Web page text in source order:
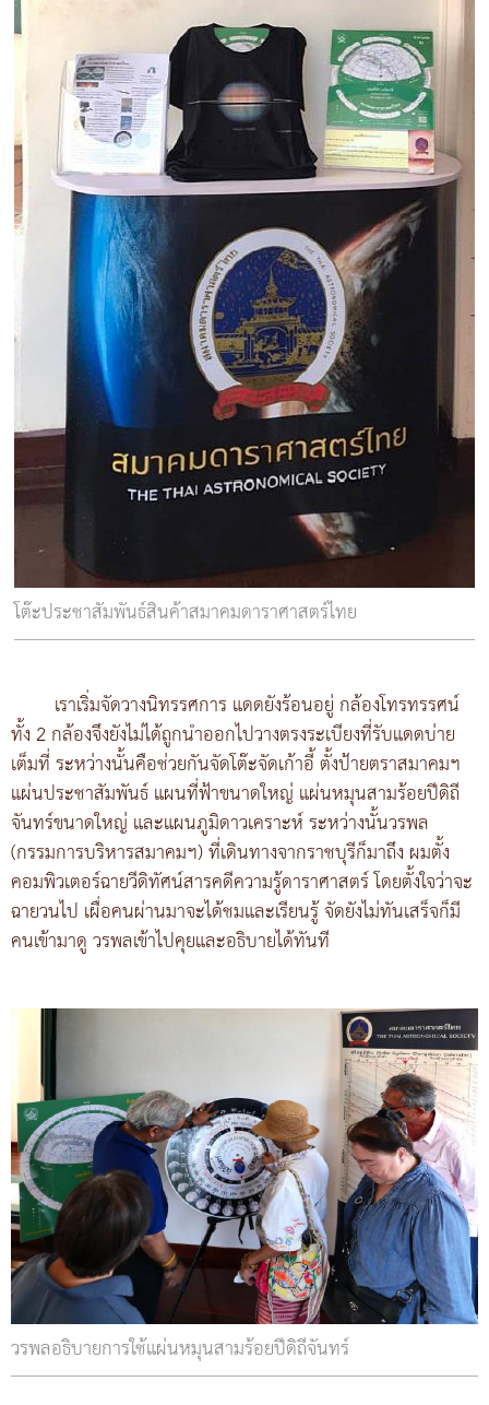
โต๊ะประชาสัมพันธ์สินค้าสมาคมดาราศาสตร์ไทย
เราเริ่มจัดวางนิทรรศการ แดดยังร้อนอยู่ กล้องโทรทรรศน์
ทั้ง 2 กล้องจึงยังไม่ได้ถูกนำออกไปวางตรงระเบียงที่รับแดดบ่าย
เต็มที่ ระหว่างนั้นคือช่วยกันจัดโต๊ะจัดเก้าอี้ ตั้งป้ายตราสมาคมฯ
แผ่นประชาสัมพันธ์ แผนที่ฟ้าขนาดใหญ่ แผ่นหมุนสามร้อยปีดิถี
จันทร์ขนาดใหญ่ และแผนภูมิดาวเคราะห์ ระหว่างนั้นวรพล
(กรรมการบริหารสมาคมฯ) ที่เดินทางจากราชบุรีก็มาถึง ผมตั้ง
คอมพิวเตอร์ฉายวีดิทัศน์สารคดีความรู้ดาราศาสตร์ โดยตั้งใจว่าจะ
ฉายวนไป เผื่อคนผ่านมาจะได้ชมและเรียนรู้ จัดยังไม่ทันเสร็จก็มี
คนเข้ามาดู วรพลเข้าไปคุยและอธิบายได้ทันที
วรพลอธิบายการใช้แผ่นหมุนสามร้อยปีดิถีจันทร์